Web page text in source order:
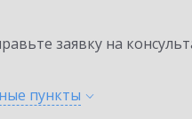
заявку на
пункты